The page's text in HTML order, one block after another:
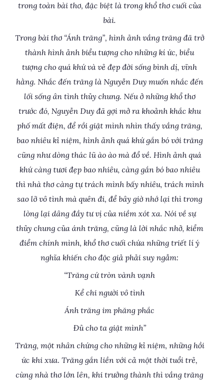
trong toàn bài thơ, đặc biệt là trong khổ thơ cuối của
bài.
Trong bài thơ “Ánh trăng”, hình ảnh vầng trăng đã trở
thành hình ảnh biểu tượng cho những kí ức, biểu
tượng cho quá khứ và vẻ đẹp đời sống bình dị, vĩnh
hằng. Nhắc đến trăng là Nguyễn Duy muốn nhắc đến
lối sống ân tình thủy chung. Nếu ở những khổ thơ
trước đó, Nguyễn Duy đã gợi mở ra khoảnh khắc khu
phố mất điện, để rồi giật mình nhìn thấy vầng trăng,
bao nhiêu kỉ niệm, hình ảnh quá khứ gắn bó với trăng
cũng như dòng thác lũ ào ào mà đổ về. Hình ảnh quá
khứ càng tươi đẹp bao nhiêu, càng gắn bó bao nhiêu
thì nhà thơ càng tự trách mình bấy nhiêu, trách mình
sao lỡ vô tình mà quên đi, để bây giờ nhớ lại thì trong
lòng lại dâng đầy tư vị của niềm xót xa. Nói về sự
thủy chung của ánh trăng, cũng là lời nhắc nhở, kiểm
điểm chính mình, khổ thơ cuối chứa những triết lí ý
nghĩa khiến cho độc giả phải suy ngẫm:
“Trăng cứ tròn vành vạnh
Kể chi người vô tình
Ánh trăng im phăng phắc
Đủ cho ta giật mình”
Trăng, một nhân chứng cho những kỉ niệm, những hồi
ức khi xưa. Trăng gắn liền với cả một thời tuổi trẻ,
cùng nhà thơ lớn lên, khi trưởng thành thì vầng trăng